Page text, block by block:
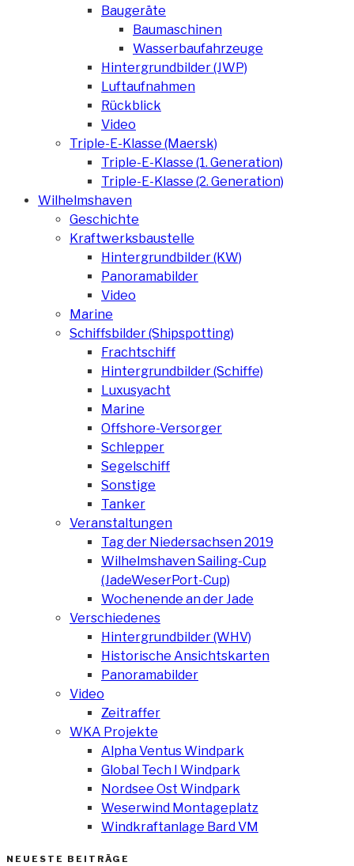
Baugeräte
Baumaschinen
Wasserbaufahrzeuge
Hintergrundbilder (JWP)
Luftaufnahmen
Rückblick
Video
Triple-E-Klasse (Maersk)
Triple-E-Klasse (1. Generation)
Triple-E-Klasse (2. Generation)
Wilhelmshaven
Geschichte
Kraftwerksbaustelle
Hintergrundbilder (KW)
Panoramabilder
Video
Marine
Schiffsbilder (Shipspotting)
Frachtschiff
Hintergrundbilder (Schiffe)
Luxusyacht
Marine
Offshore-Versorger
Schlepper
Segelschiff
Sonstige
Tanker
Veranstaltungen
Tag der Niedersachsen 2019
Wilhelmshaven Sailing-Cup
(JadeWeserPort-Cup)
Wochenende an der Jade
Verschiedenes
Hintergrundbilder (WHV)
Historische Ansichtskarten
Panoramabilder
Video
Zeitraffer
WKA Projekte
Alpha Ventus Windpark
Global Tech I Windpark
Nordsee Ost Windpark
Weserwind Montageplatz
Windkraftanlage Bard VM
NEUESTE BEITRÄGE